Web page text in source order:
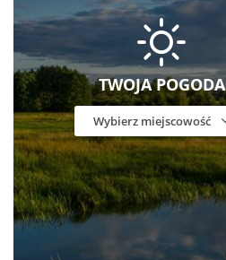
TWOJA POGODA
Wybierz miejscowość